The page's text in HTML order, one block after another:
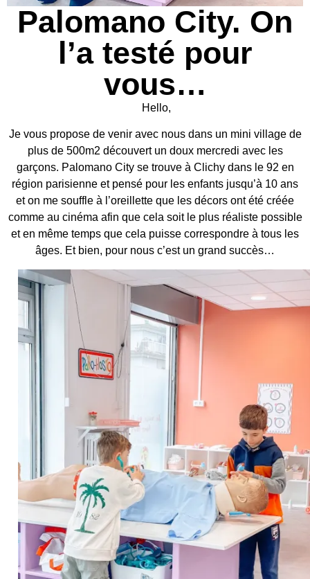
Palomano City. On
l’a testé pour
vous…
Hello,
Je vous propose de venir avec nous dans un mini village de
plus de 500m2 découvert un doux mercredi avec les
garçons. Palomano Cityse trouve à Clichy dans le 92 en
région parisienne et pensé pour les enfants jusqu’à 10 ans
et on me souffle à l’oreillette que les décors ont été créée
comme au cinéma afin que cela soit le plus réaliste possible
et en même temps que cela puisse correspondre à tous les
âges. Et bien, pour nous c’est un grand succès…